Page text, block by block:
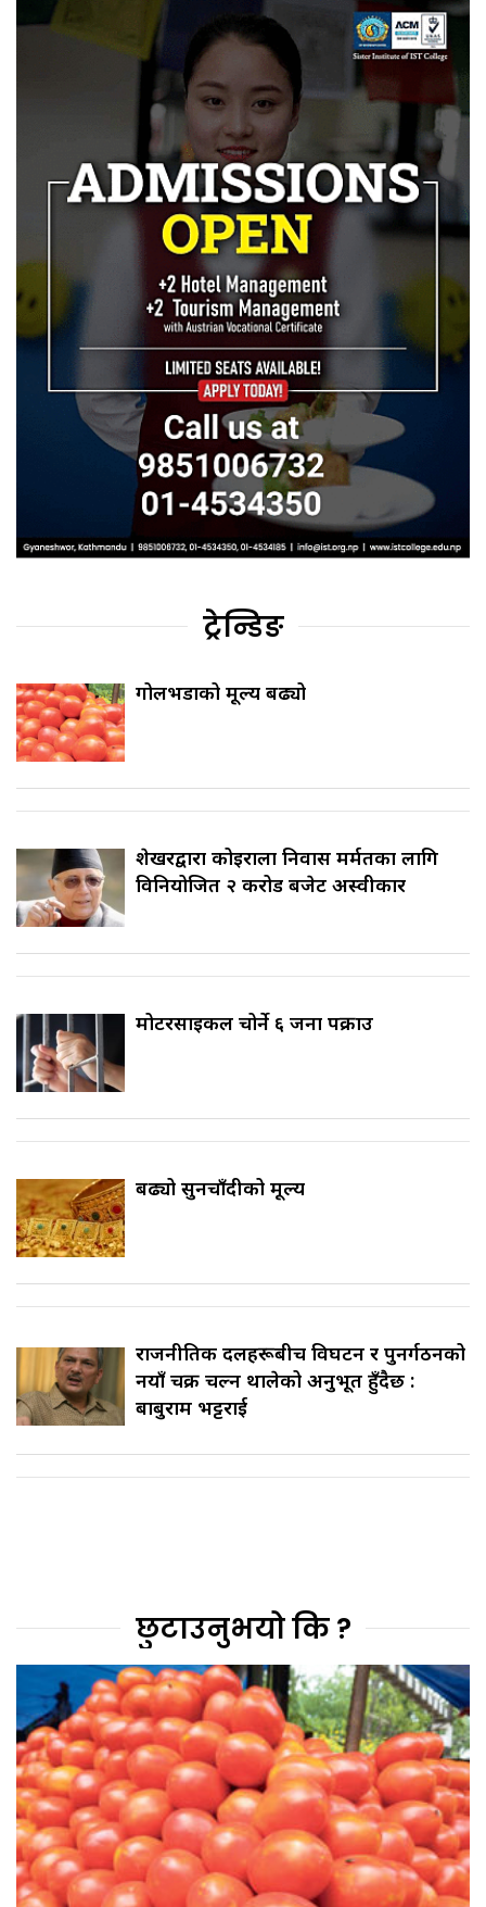
ट्रेन्डिङ
गोलभेँडाको मूल्य बढ्यो
शेखरद्वारा कोइराला निवास मर्मतका लागि
विनियोजित २ करोड बजेट अस्वीकार
मोटरसाइकल चोर्ने ६ जना पक्राउ
बढ्यो सुनचाँदीको मूल्य
राजनीतिक दलहरूबीच विघटन र पुनर्गठनको
नयाँ चक्र चल्न थालेको अनुभूत हुँदैछ :
बाबुराम भट्टराई
छुटाउनुभयो कि ?